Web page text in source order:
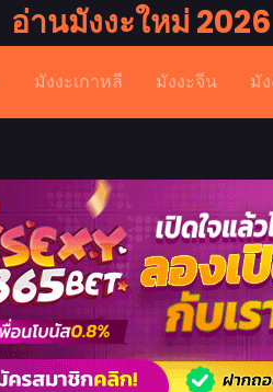
อ่านมังงะใหม่
มังงะเกาหลี มังงะจีน มั